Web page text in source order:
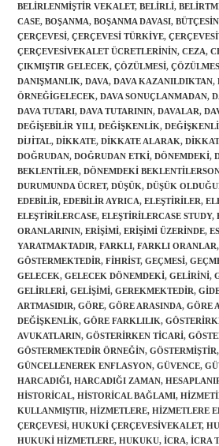
BELIRLENMIŞTIR VEKALET, BELIRLI,
CASE, BOŞANMA, BOŞANMA DAVASI,
ÇERÇEVESI, ÇERÇEVESI TÜRKIYE,
ÇERÇEVESIVEKALET ÜCRETLERININ, CEZA,
ÇIKMIŞTIR GELECEK, ÇÖZÜLMESI,
DANIŞMANLIK, DAVA, DAVA KAZANILDIKTAN,
ÖRNEĞIGELECEK, DAVA SONUÇLANMADAN,
DAVA TUTARI, DAVA TUTARININ, DAVALAR,
DEĞIŞEBILIR YILI, DEĞIŞKENLIK,
DIJITAL, DIKKATE, DIKKATE ALARAK,
DOĞRUDAN, DOĞRUDAN ETKI, DÖNEMDEKI,
BEKLENTILER, DÖNEMDEKI
DURUMUNDA ÜCRET, DÜŞÜK, DÜŞÜK
EDEBILIR, EDEBILIR AYRICA, ELEŞTIRILER,
ELEŞTIRILERCASE, ELEŞTIRILERCASE STUDY,
ORANLARININ, ERIŞIMI, ERIŞIMI ÜZERINDE,
YARATMAKTADIR, FARKLI, FARKLI ORANLAR,
GÖSTERMEKTEDIR, FIHRIST, GEÇMESI,
GELECEK, GELECEK DÖNEMDEKI, GELIRINI,
GELIRLERI, GELIŞIMI, GEREKMEKTEDIR,
ARTMASIDIR, GÖRE, GÖRE ARASINDA, GÖRE
DEĞIŞKENLIK, GÖRE FARKLILIK,
AVUKATLARIN, GÖSTERIRKEN TICARI,
GÖSTERMEKTEDIR ÖRNEĞIN, GÖSTERMIŞTIR,
GÜNCELLENEREK ENFLASYON, GÜVENCE,
HARCADIĞI, HARCADIĞI ZAMAN,
HISTORICAL, HISTORICAL BAĞLAMI,
KULLANMIŞTIR, HIZMETLERE, HIZMETLERE
ÇERÇEVESI, HUKUKI ÇERÇEVESIVEKALET,
HUKUKI HIZMETLERE, HUKUKU, ICRA, ICRA